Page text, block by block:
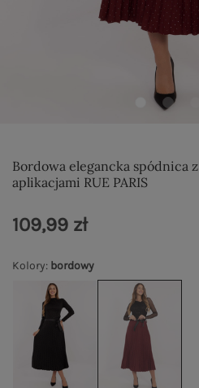
Bordowa elegancka spódnica z
aplikacjami RUE PARIS
Kolory: bordowy
109,99 zł